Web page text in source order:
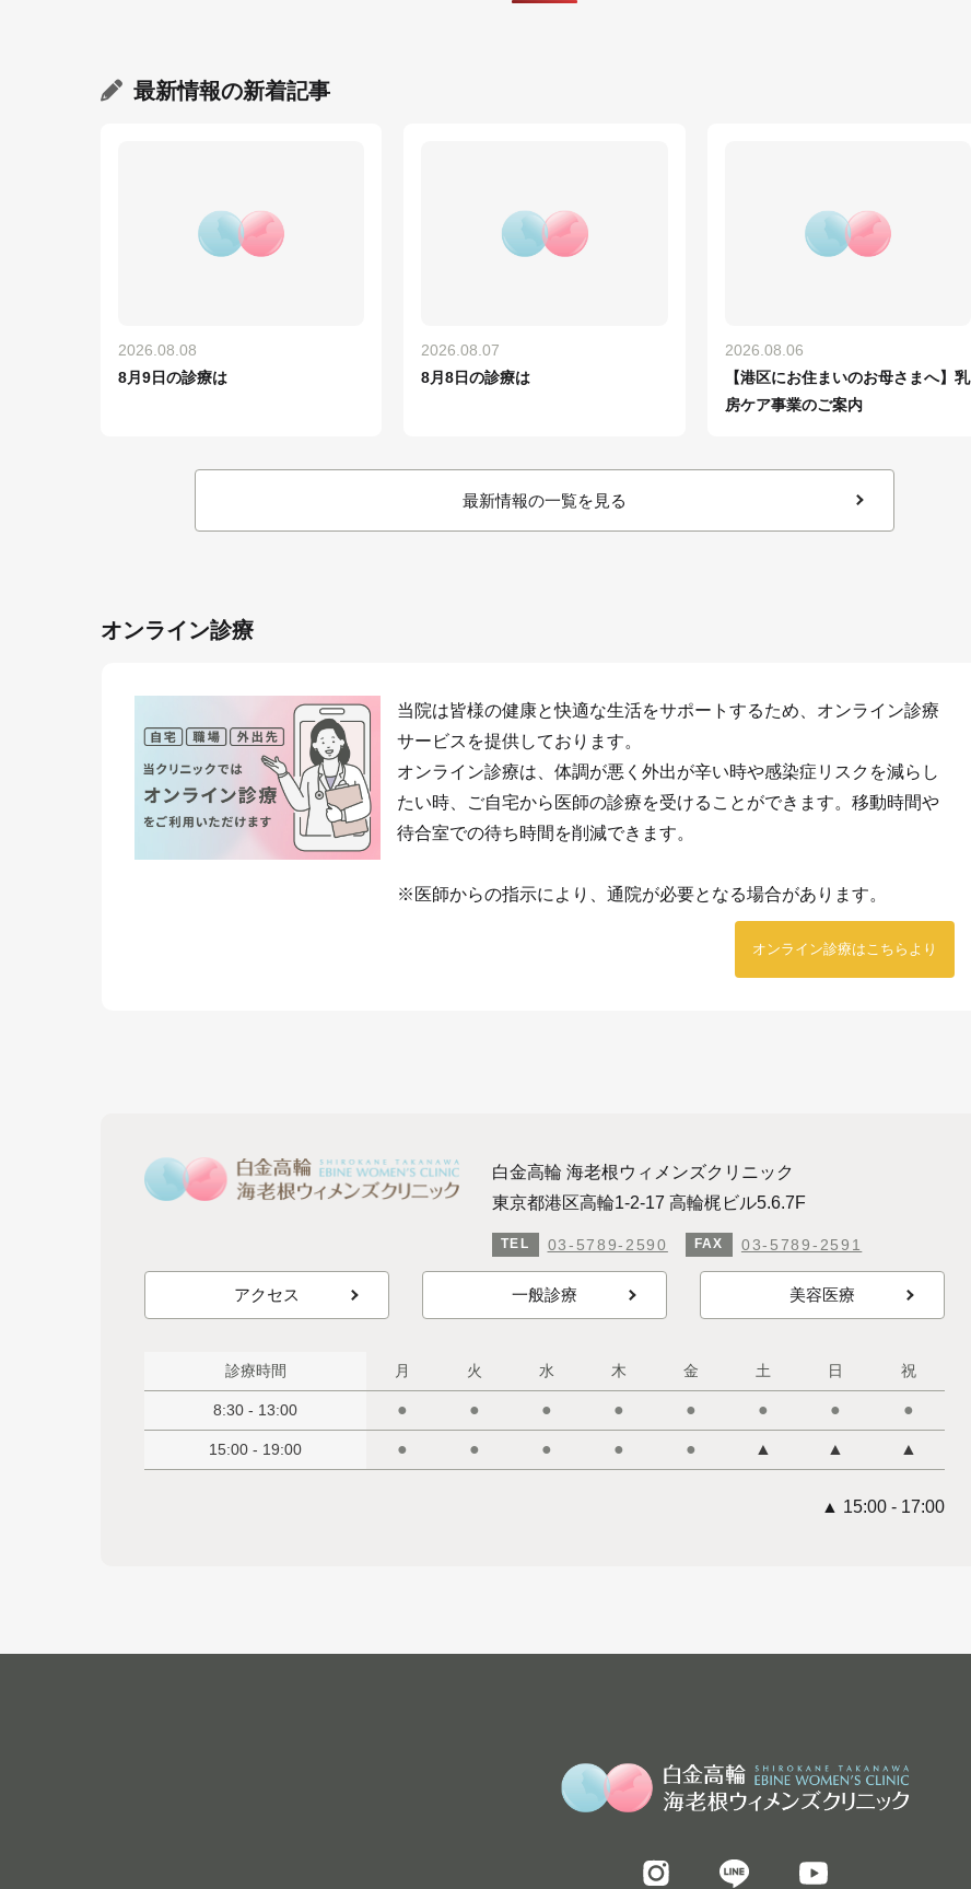
最新情報の新着記事
2026.08.08
8月9日の診療は
2026.08.07
8月8日の診療は
2026.08.06
【港区にお住まいのお母さまへ】乳
房ケア事業のご案内
最新情報の一覧を見る
オンライン診療
当院は皆様の健康と快適な生活をサポートするため、オンライン診療
サービスを提供しております。
オンライン診療は、体調が悪く外出が辛い時や感染症リスクを減らし
たい時、ご自宅から医師の診療を受けることができます。移動時間や
待合室での待ち時間を削減できます。
※医師からの指示により、通院が必要となる場合があります。
オンライン診療はこちらより
白金高輪 海老根ウィメンズクリニック
東京都港区高輪1-2-17 高輪梶ビル5.6.7F
TEL 03-5789-2590 FAX 03-5789-2591
アクセス 一般診療 美容医療
診療時間 月 火 水 木 金 土 日 祝
8:30 - 13:00 ● ● ● ● ● ● ● ●
15:00 - 19:00 ● ● ● ● ● ▲ ▲ ▲
▲ 15:00 - 17:00